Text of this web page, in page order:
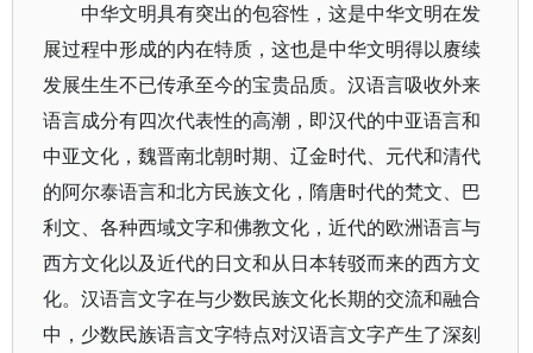
中华文明具有突出的包容性，这是中华文明在发
展过程中形成的内在特质，这也是中华文明得以赓续
发展生生不已传承至今的宝贵品质。汉语言吸收外来
语言成分有四次代表性的高潮，即汉代的中亚语言和
中亚文化，魏晋南北朝时期、辽金时代、元代和清代
的阿尔泰语言和北方民族文化，隋唐时代的梵文、巴
利文、各种西域文字和佛教文化，近代的欧洲语言与
西方文化以及近代的日文和从日本转驳而来的西方文
化。汉语言文字在与少数民族文化长期的交流和融合
中，少数民族语言文字特点对汉语言文字产生了深刻